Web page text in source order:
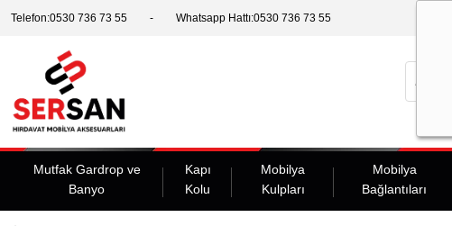
Telefon:0530 736 73 55 Whatsapp Hattı:0530 736 73 55
Mutfak Gardrop ve
Banyo
Kapı
Kolu
Mobilya
Kulpları
Mobilya
Bağlantıları